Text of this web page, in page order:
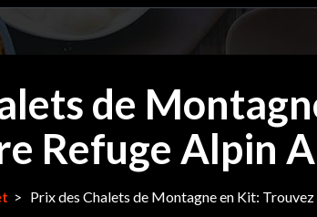
de
Refuge Alpin
> Prix des Chalets de Montagne en Kit: